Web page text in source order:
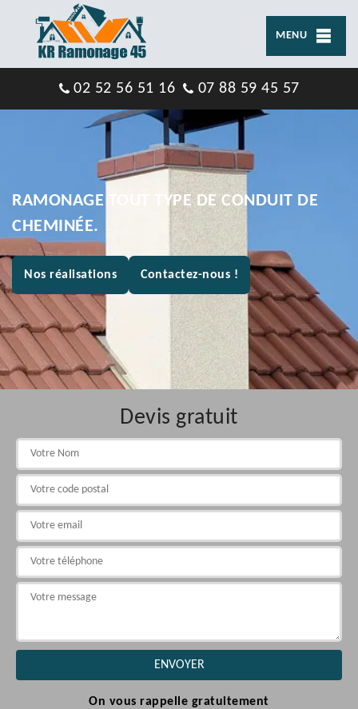
MENU
02 52 56 51 16 07 88 59 45 57
RAMONAGE TOUT TYPE DE CONDUIT DE
CHEMINÉE.
Nos réalisations Contactez-nous !
Devis gratuit
On vous rappelle gratuitement